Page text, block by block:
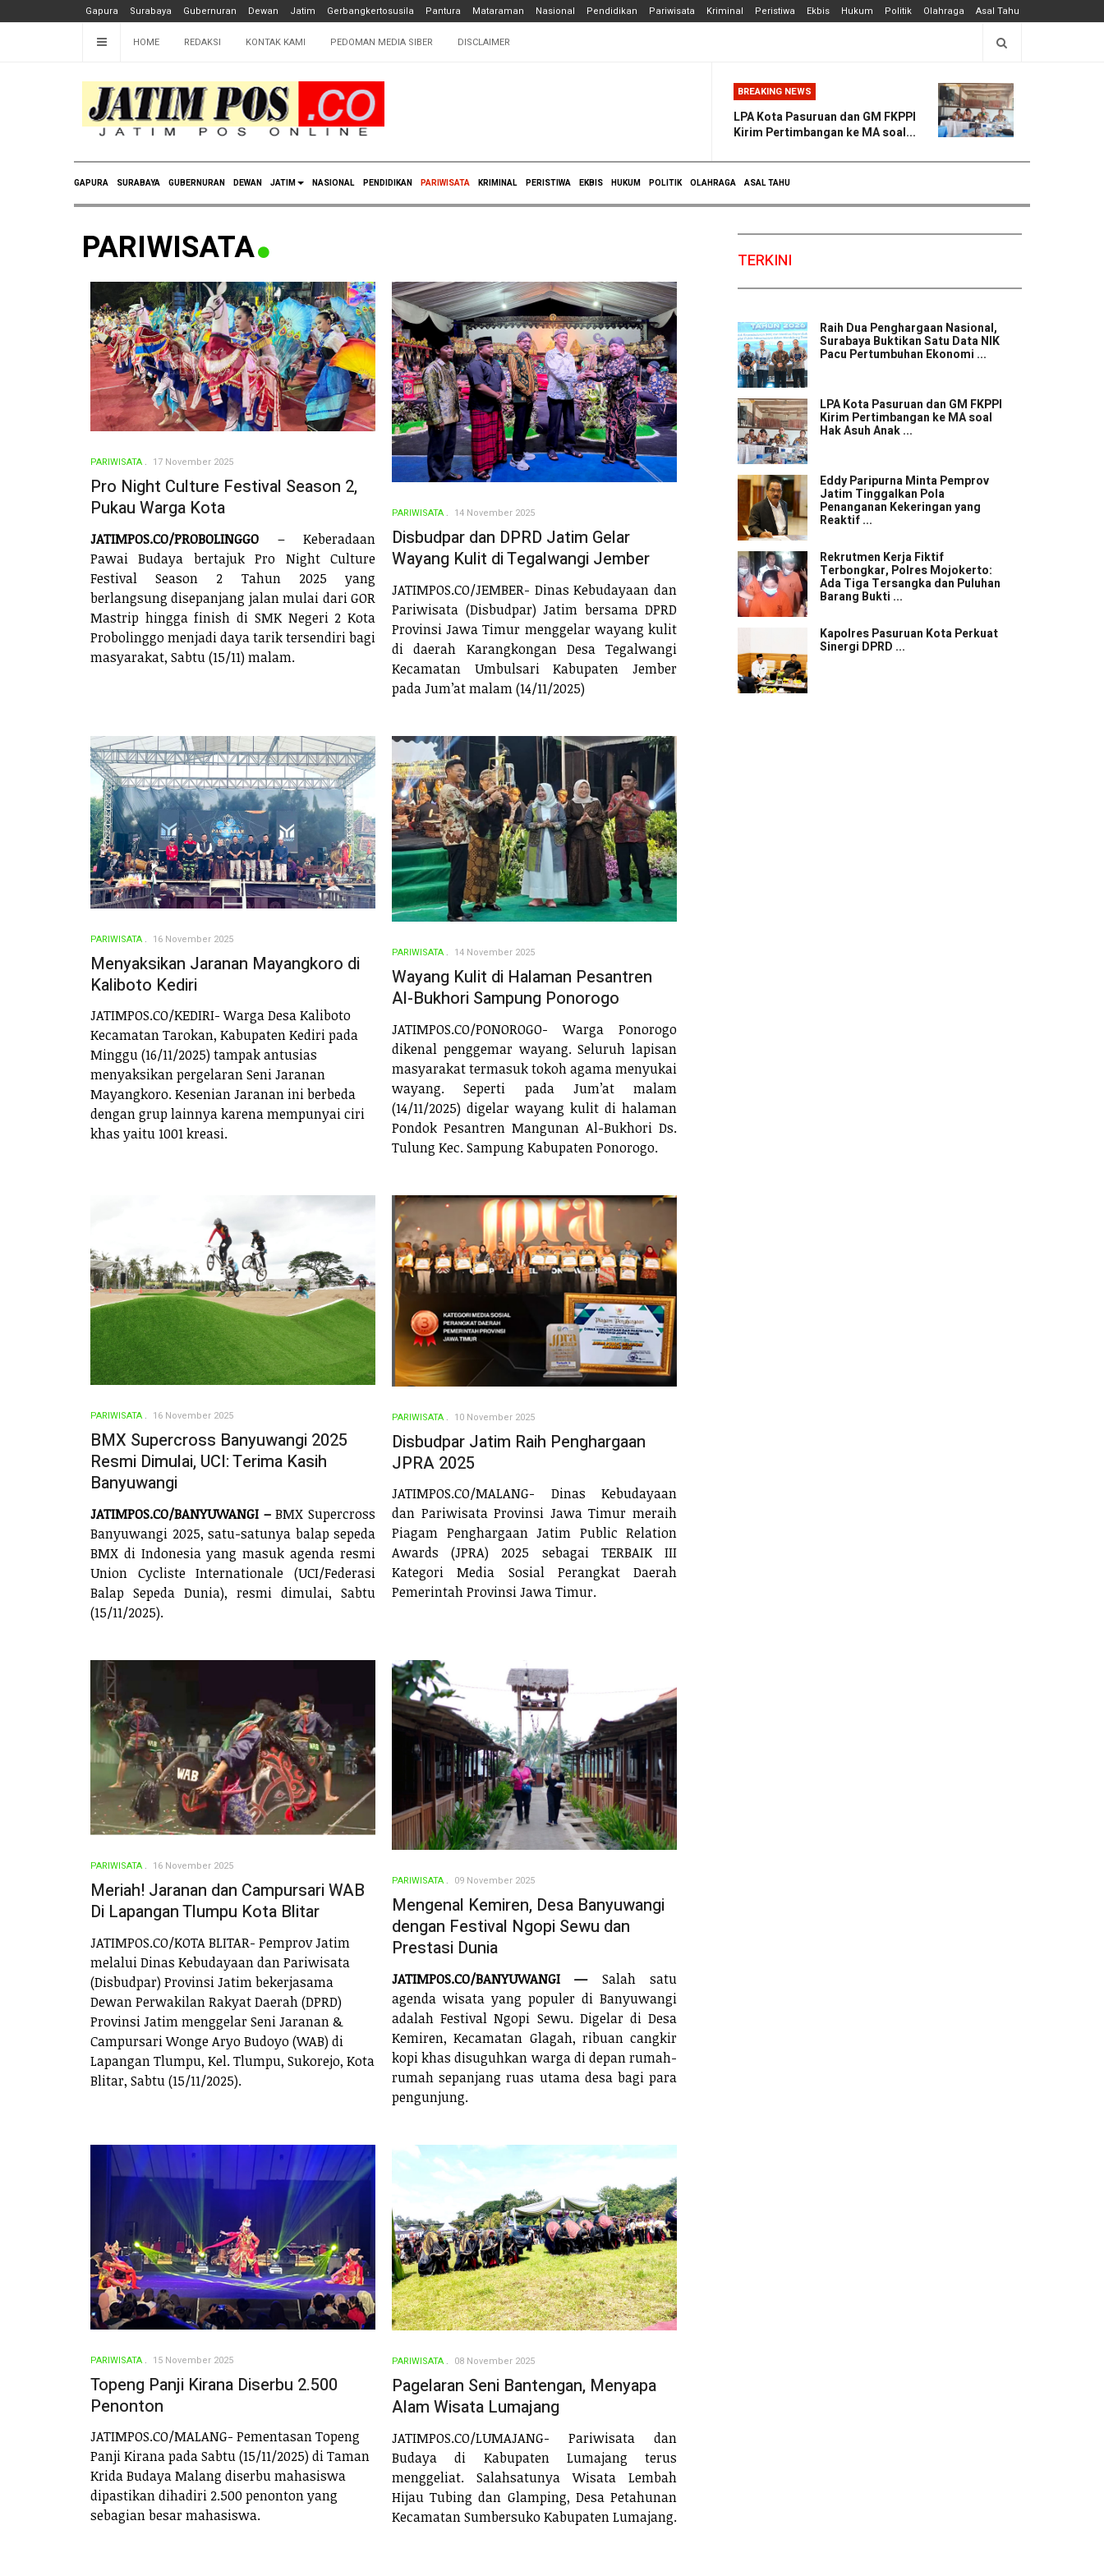
Gapura Surabaya Gubernuran Dewan Jatim Gerbangkertosusila Pantura Mataraman Nasional Pendidikan Pariwisata Kriminal Peristiwa Ekbis Hukum Politik Olahraga Asal Tahu
HOME REDAKSI KONTAK KAMI PEDOMAN MEDIA SIBER DISCLAIMER
BREAKING NEWS
LPA Kota Pasuruan dan GM FKPPI
Kirim Pertimbangan ke MA soal...
GAPURA SURABAYA GUBERNURAN DEWAN JATIM NASIONAL PENDIDIKAN PARIWISATA KRIMINAL PERISTIWA EKBIS HUKUM POLITIK OLAHRAGA ASAL TAHU
PARIWISATA
PARIWISATA 17 November 2025
Pro Night Culture Festival Season 2,
Pukau Warga Kota
JATIMPOS.CO/PROBOLINGGO – Keberadaan
Pawai Budaya bertajuk Pro Night Culture
Festival Season 2 Tahun 2025 yang
berlangsung disepanjang jalan mulai dari GOR
Mastrip hingga finish di SMK Negeri 2 Kota
Probolinggo menjadi daya tarik tersendiri bagi
masyarakat, Sabtu (15/11) malam.
PARIWISATA 14 November 2025
Disbudpar dan DPRD Jatim Gelar
Wayang Kulit di Tegalwangi Jember
JATIMPOS.CO/JEMBER- Dinas Kebudayaan dan
Pariwisata (Disbudpar) Jatim bersama DPRD
Provinsi Jawa Timur menggelar wayang kulit
di daerah Karangkongan Desa Tegalwangi
Kecamatan Umbulsari Kabupaten Jember
pada Jum’at malam (14/11/2025)
PARIWISATA 16 November 2025
Menyaksikan Jaranan Mayangkoro di
Kaliboto Kediri
JATIMPOS.CO/KEDIRI- Warga Desa Kaliboto
Kecamatan Tarokan, Kabupaten Kediri pada
Minggu (16/11/2025) tampak antusias
menyaksikan pergelaran Seni Jaranan
Mayangkoro. Kesenian Jaranan ini berbeda
dengan grup lainnya karena mempunyai ciri
khas yaitu 1001 kreasi.
PARIWISATA 14 November 2025
Wayang Kulit di Halaman Pesantren
Al-Bukhori Sampung Ponorogo
JATIMPOS.CO/PONOROGO- Warga Ponorogo
dikenal penggemar wayang. Seluruh lapisan
masyarakat termasuk tokoh agama menyukai
wayang. Seperti pada Jum’at malam
(14/11/2025) digelar wayang kulit di halaman
Pondok Pesantren Mangunan Al-Bukhori Ds.
Tulung Kec. Sampung Kabupaten Ponorogo.
PARIWISATA 16 November 2025
BMX Supercross Banyuwangi 2025
Resmi Dimulai, UCI: Terima Kasih
Banyuwangi
JATIMPOS.CO/BANYUWANGI –BMX Supercross
Banyuwangi 2025, satu-satunya balap sepeda
BMX di Indonesia yang masuk agenda resmi
Union Cycliste Internationale (UCI/Federasi
Balap Sepeda Dunia), resmi dimulai, Sabtu
(15/11/2025).
PARIWISATA 10 November 2025
Disbudpar Jatim Raih Penghargaan
JPRA 2025
JATIMPOS.CO/MALANG- Dinas Kebudayaan
dan Pariwisata Provinsi Jawa Timur meraih
Piagam Penghargaan Jatim Public Relation
Awards (JPRA) 2025 sebagai TERBAIK III
Kategori Media Sosial Perangkat Daerah
Pemerintah Provinsi Jawa Timur.
PARIWISATA 16 November 2025
Meriah! Jaranan dan Campursari WAB
Di Lapangan Tlumpu Kota Blitar
JATIMPOS.CO/KOTA BLITAR- Pemprov Jatim
melalui Dinas Kebudayaan dan Pariwisata
(Disbudpar) Provinsi Jatim bekerjasama
Dewan Perwakilan Rakyat Daerah (DPRD)
Provinsi Jatim menggelar Seni Jaranan &
Campursari Wonge Aryo Budoyo (WAB) di
Lapangan Tlumpu, Kel. Tlumpu, Sukorejo, Kota
Blitar, Sabtu (15/11/2025).
PARIWISATA 09 November 2025
Mengenal Kemiren, Desa Banyuwangi
dengan Festival Ngopi Sewu dan
Prestasi Dunia
JATIMPOS.CO/BANYUWANGI —Salah satu
agenda wisata yang populer di Banyuwangi
adalah Festival Ngopi Sewu. Digelar di Desa
Kemiren, Kecamatan Glagah, ribuan cangkir
kopi khas disuguhkan warga di depan rumah-
rumah sepanjang ruas utama desa bagi para
pengunjung.
PARIWISATA 15 November 2025
Topeng Panji Kirana Diserbu 2.500
Penonton
JATIMPOS.CO/MALANG- Pementasan Topeng
Panji Kirana pada Sabtu (15/11/2025) di Taman
Krida Budaya Malang diserbu mahasiswa
dipastikan dihadiri 2.500 penonton yang
sebagian besar mahasiswa.
PARIWISATA 08 November 2025
Pagelaran Seni Bantengan, Menyapa
Alam Wisata Lumajang
JATIMPOS.CO/LUMAJANG- Pariwisata dan
Budaya di Kabupaten Lumajang terus
menggeliat. Salahsatunya Wisata Lembah
Hijau Tubing dan Glamping, Desa Petahunan
Kecamatan Sumbersuko Kabupaten Lumajang.
TERKINI
Raih Dua Penghargaan Nasional,
Surabaya Buktikan Satu Data NIK
Pacu Pertumbuhan Ekonomi ...
LPA Kota Pasuruan dan GM FKPPI
Kirim Pertimbangan ke MA soal
Hak Asuh Anak ...
Eddy Paripurna Minta Pemprov
Jatim Tinggalkan Pola
Penanganan Kekeringan yang
Reaktif ...
Rekrutmen Kerja Fiktif
Terbongkar, Polres Mojokerto:
Ada Tiga Tersangka dan Puluhan
Barang Bukti ...
Kapolres Pasuruan Kota Perkuat
Sinergi DPRD ...